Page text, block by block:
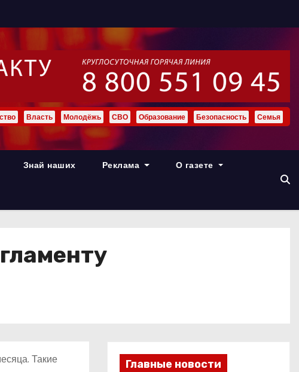
Власть Молодёжь СВО Образование Безопасность Семья
Знай наших Реклама О газете
Такие
Главные новости